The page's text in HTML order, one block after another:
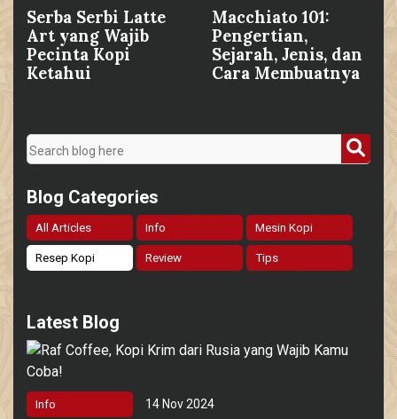
Serba Serbi Latte
Art yang Wajib
Pecinta Kopi
Ketahui
Macchiato 101:
Pengertian,
Sejarah, Jenis, dan
Cara Membuatnya
Blog Categories
All Articles Info Mesin Kopi
Resep Kopi Review Tips
Latest Blog
Info 14 Nov 2024